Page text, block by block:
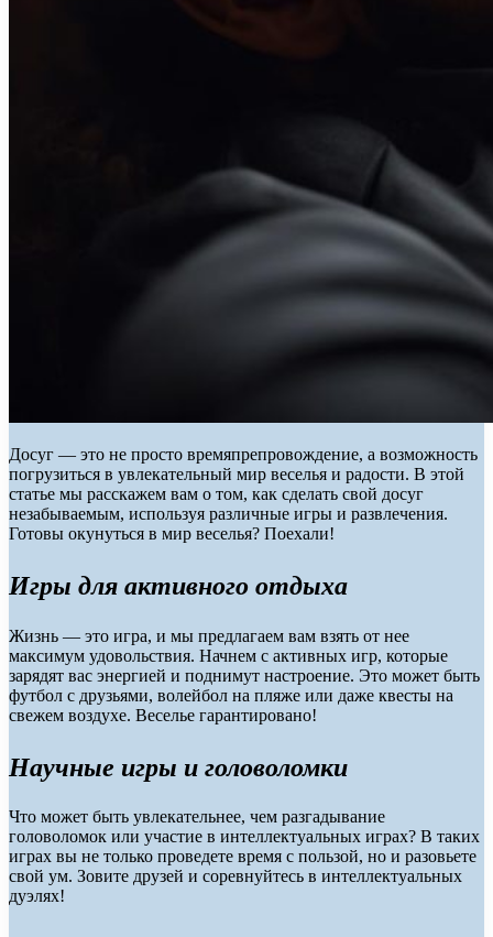
Досуг — это не просто времяпрепровождение, а возможность
погрузиться в увлекательный мир веселья и радости. В этой
статье мы расскажем вам о том, как сделать свой досуг
незабываемым, используя различные игры и развлечения.
Готовы окунуться в мир веселья? Поехали!
Игры для активного отдыха
Жизнь — это игра, и мы предлагаем вам взять от нее
максимум удовольствия. Начнем с активных игр, которые
зарядят вас энергией и поднимут настроение. Это может быть
футбол с друзьями, волейбол на пляже или даже квесты на
свежем воздухе. Веселье гарантировано!
Научные игры и головоломки
Что может быть увлекательнее, чем разгадывание
головоломок или участие в интеллектуальных играх? В таких
играх вы не только проведете время с пользой, но и разовьете
свой ум. Зовите друзей и соревнуйтесь в интеллектуальных
дуэлях!